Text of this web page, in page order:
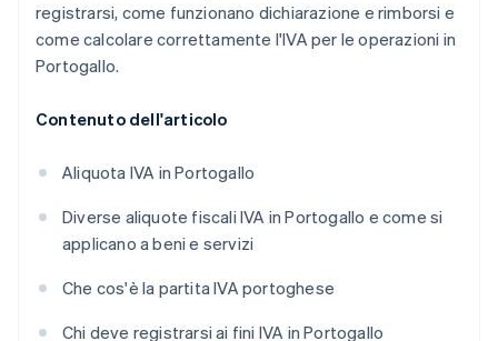
registrarsi, come funzionano dichiarazione e rimborsi e
come calcolare correttamente l'IVA per le operazioni in
Portogallo.
Contenuto dell'articolo
Aliquota IVA in Portogallo
Diverse aliquote fiscali IVA in Portogallo e come si
applicano a beni e servizi
Che cos'è la partita IVA portoghese
Chi deve registrarsi ai fini IVA in Portogallo